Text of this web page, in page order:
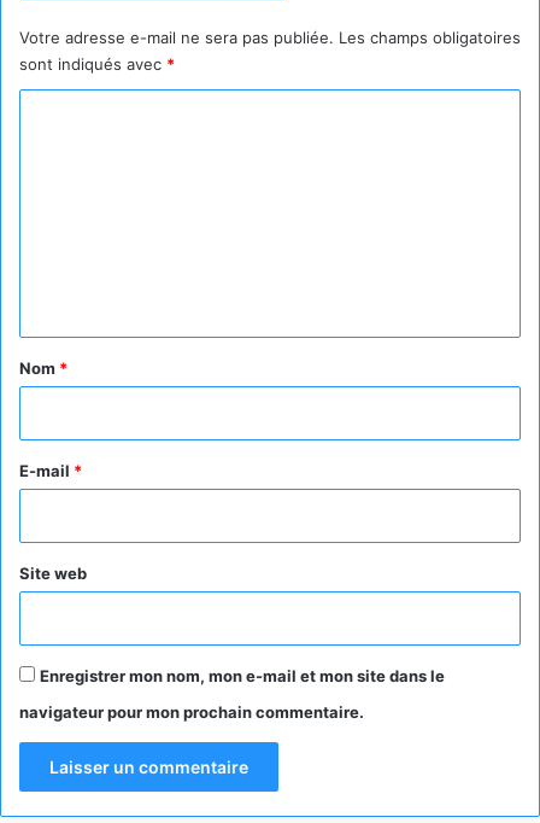
Votre adresse e-mail ne sera pas publiée. Les champs obligatoires
sont indiqués avec *
a
e
Nom *
E-mail *
Site web
Enregistrer mon nom, mon e-mail et mon site dans le
navigateur pour mon prochain commentaire.